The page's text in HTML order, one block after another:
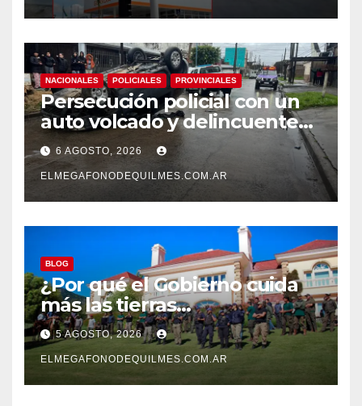
NACIONALES POLICIALES PROVINCIALES
Persecución policial con un
auto volcado y delincuentes
detenidos en San Francisco
Solano
6 AGOSTO, 2026
ELMEGAFONODEQUILMES.COM.AR
BLOG
¿Por qué el Gobierno cuida
más las tierras
extranjerizadas que el
patrimonio de todos los
argentinos?
5 AGOSTO, 2026
ELMEGAFONODEQUILMES.COM.AR